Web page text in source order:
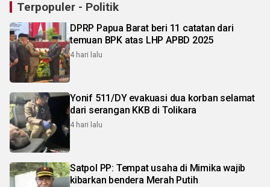
Terpopuler - Politik
DPRP Papua Barat beri 11 catatan dari
temuan BPK atas LHP APBD 2025
4 hari lalu
Yonif 511/DY evakuasi dua korban selamat
dari serangan KKB di Tolikara
4 hari lalu
Satpol PP: Tempat usaha di Mimika wajib
kibarkan bendera Merah Putih